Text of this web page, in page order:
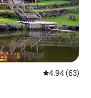
從 63 則評價
4.94 (63)